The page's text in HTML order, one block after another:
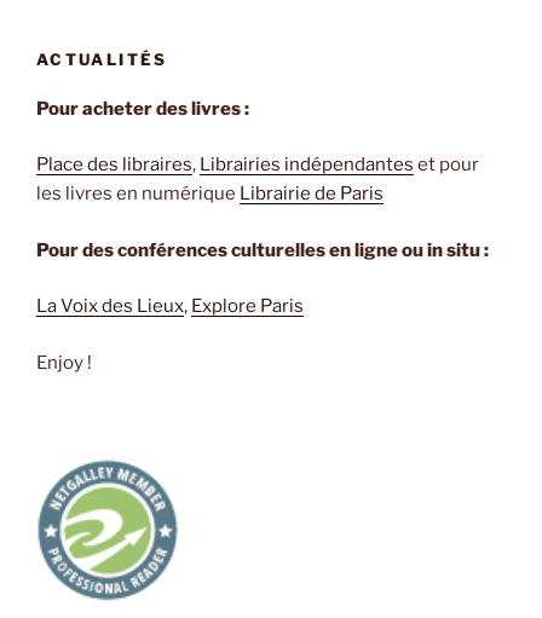
ACTUALITÉS
Pour acheter des livres :
Place des libraires, Librairies indépendantes et pour
les livres en numérique Librairie de Paris
Pour des conférences culturelles en ligne ou in situ :
La Voix des Lieux, Explore Paris
Enjoy !